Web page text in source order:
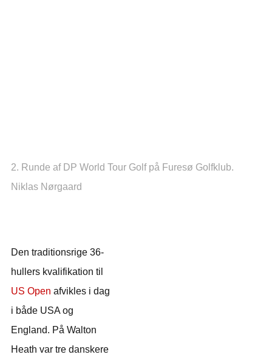
2. Runde af DP World Tour Golf på Furesø Golfklub.
Niklas Nørgaard
Den traditionsrige 36-
hullers kvalifikation til
US Open afvikles i dag
i både USA og
England. På Walton
Heath var tre danskere